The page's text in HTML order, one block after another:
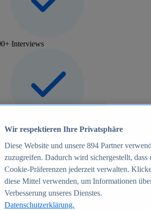
Interviews
Marken
entdecken
Insights
zu mehr als 39.000 Online-Shops
Wir respektieren Ihre Privatsphäre
Diese Website und unsere 894 Partner
zuzugreifen. Dadurch wird sichergestellt,
Cookie-Präferenzen jederzeit verwalten.
diese Mittel verwenden, um Informationen
Verbesserung unseres Dienstes.
Datenschutzerklärung.